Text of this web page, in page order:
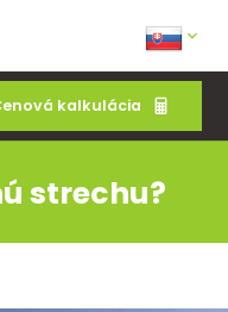
kalkulácia
strechu?